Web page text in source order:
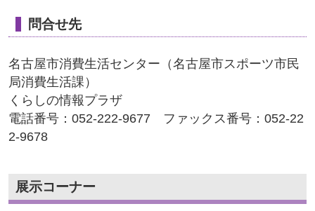
問合せ先
名古屋市消費生活センター（名古屋市スポーツ市民
局消費生活課）
くらしの情報プラザ
電話番号：052-222-9677 ファックス番号：052-22
2-9678
展示コーナー